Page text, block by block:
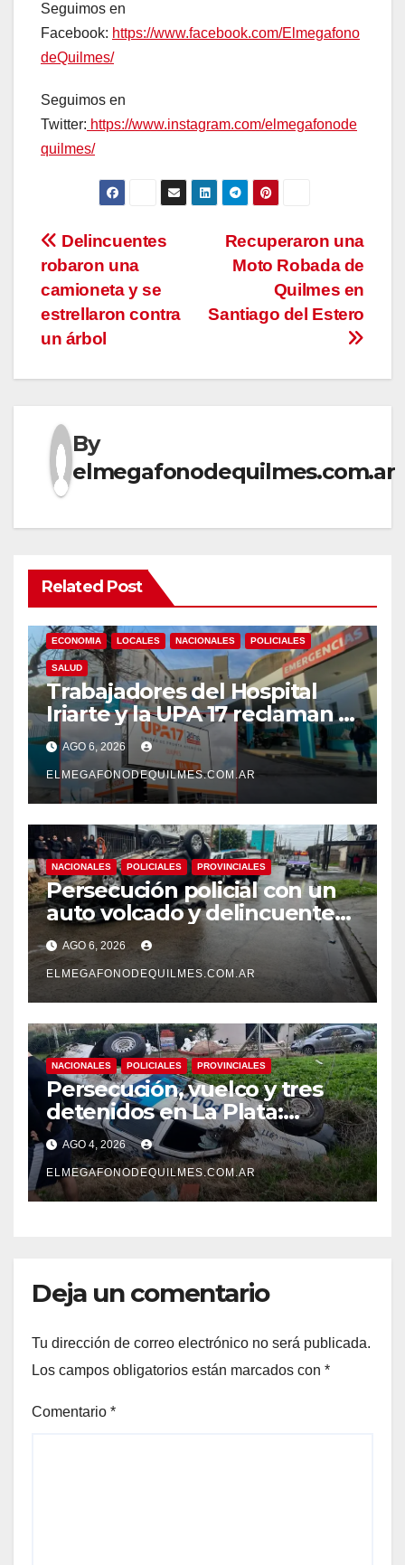
Seguimos en
Facebook: https://www.facebook.com/Elmegafono
deQuilmes/
Seguimos en
Twitter: https://www.instagram.com/elmegafonode
quilmes/
Navegación
de
entradas
Recuperaron una
Moto Robada de
Quilmes en
Santiago del Estero
Delincuentes
robaron una
camioneta y se
estrellaron contra
un árbol
By
elmegafonodequilmes.com.ar
Related Post
ECONOMIA LOCALES NACIONALES POLICIALES
SALUD
Trabajadores del Hospital
Iriarte y la UPA 17 reclaman el
pase a planta de becarios y
mejoras laborales
AGO 6, 2026
ELMEGAFONODEQUILMES.COM.AR
NACIONALES POLICIALES PROVINCIALES
Persecución policial con un
auto volcado y delincuentes
detenidos en San Francisco
Solano
AGO 6, 2026
ELMEGAFONODEQUILMES.COM.AR
NACIONALES POLICIALES PROVINCIALES
Persecución, vuelco y tres
detenidos en La Plata:
recuperaron motos robadas
tras un operativo policial
AGO 4, 2026
ELMEGAFONODEQUILMES.COM.AR
Deja un comentario
Tu dirección de correo electrónico no será publicada.
Los campos obligatorios están marcados con *
Comentario *